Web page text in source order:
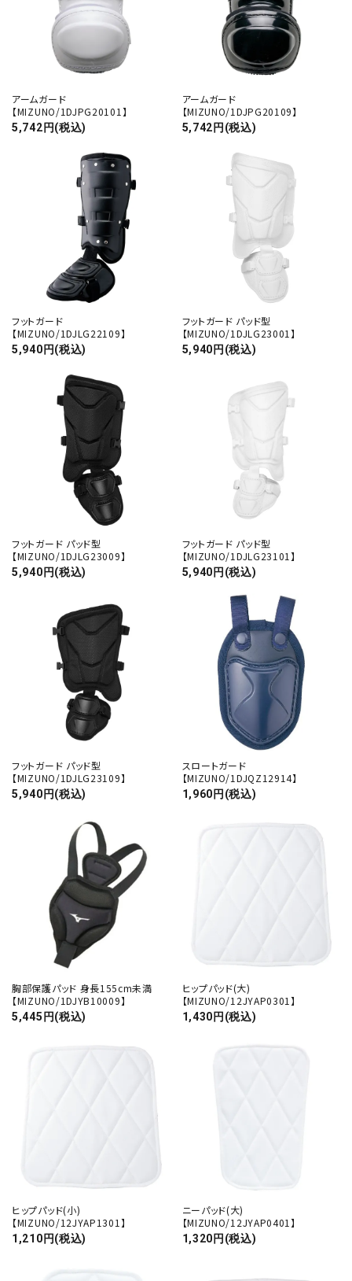
アームガード
【MIZUNO/1DJPG20101】
5,742円(税込)
アームガード
【MIZUNO/1DJPG20109】
5,742円(税込)
フットガード
【MIZUNO/1DJLG22109】
5,940円(税込)
フットガード パッド型
【MIZUNO/1DJLG23001】
5,940円(税込)
フットガード パッド型
【MIZUNO/1DJLG23009】
5,940円(税込)
フットガード パッド型
【MIZUNO/1DJLG23101】
5,940円(税込)
フットガード パッド型
【MIZUNO/1DJLG23109】
5,940円(税込)
スロートガード
【MIZUNO/1DJQZ12914】
1,960円(税込)
胸部保護パッド 身長155cm未満
【MIZUNO/1DJYB10009】
5,445円(税込)
ヒップパッド(大)
【MIZUNO/12JYAP0301】
1,430円(税込)
ヒップパッド(小)
【MIZUNO/12JYAP1301】
1,210円(税込)
ニーパッド(大)
【MIZUNO/12JYAP0401】
1,320円(税込)
キーワード